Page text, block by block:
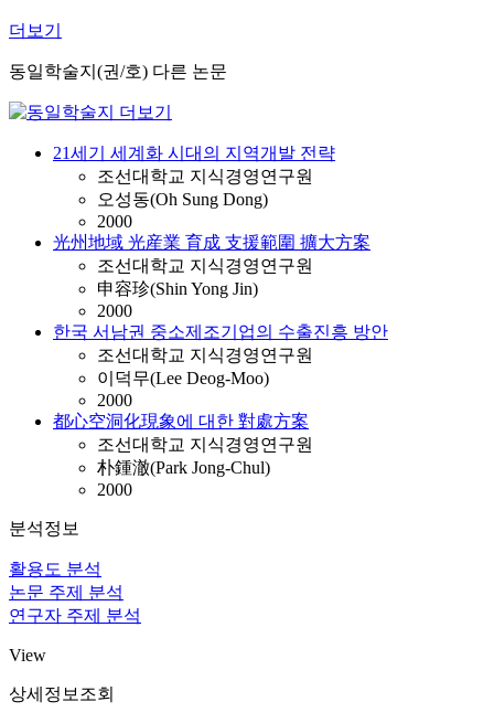
더보기
동일학술지(권/호) 다른 논문
21세기 세계화 시대의 지역개발 전략
조선대학교 지식경영연구원
오성동(Oh Sung Dong)
2000
光州地域 光産業 育成 支援範圍 擴大方案
조선대학교 지식경영연구원
申容珍(Shin Yong Jin)
2000
한국 서남권 중소제조기업의 수출진흥 방안
조선대학교 지식경영연구원
이덕무(Lee Deog-Moo)
2000
都心空洞化現象에 대한 對處方案
조선대학교 지식경영연구원
朴鍾澈(Park Jong-Chul)
2000
분석정보
활용도 분석
논문 주제 분석
연구자 주제 분석
View
상세정보조회